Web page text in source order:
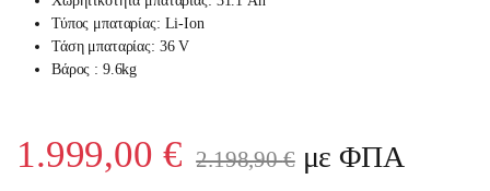
Τύπος μπαταρίας: Li-Ion
Τάση μπαταρίας: 36 V
Βάρος : 9.6kg
1.999,00 € 2.198,90€με ΦΠΑ